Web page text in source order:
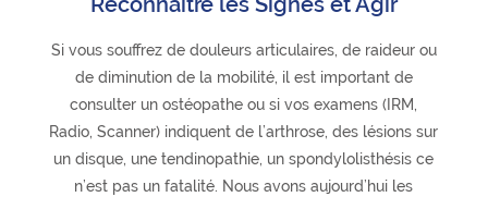
Si vous souffrez de douleurs articulaires, de raideur ou
de diminution de la mobilité, il est important de
consulter un ostéopathe ou si vos examens (IRM,
Radio, Scanner) indiquent de l’arthrose, des lésions sur
un disque, une tendinopathie, un spondylolisthésis ce
n’est pas un fatalité. Nous avons aujourd’hui les